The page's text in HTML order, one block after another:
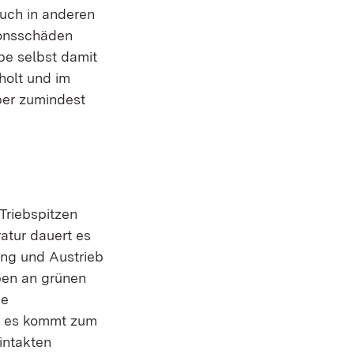
in anderen
selbst damit
und im
zumindest
dauert es
und Austrieb
an grünen
kommt zum